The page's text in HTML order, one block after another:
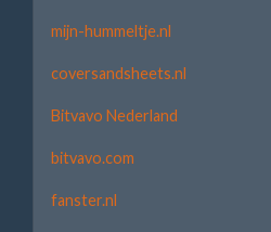
mijn-hummeltje.nl
coversandsheets.nl
Bitvavo Nederland
bitvavo.com
fanster.nl